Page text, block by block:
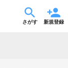
さがす 新規登録